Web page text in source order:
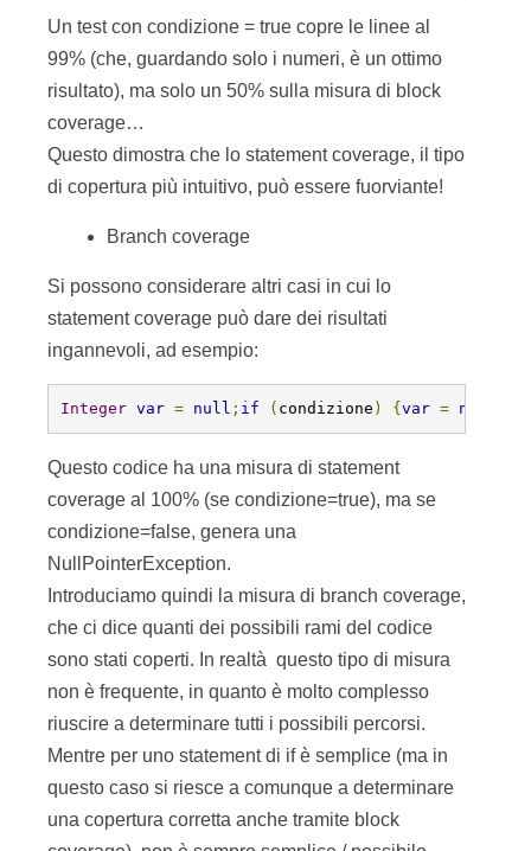
Integer var = null;if (condizione ) {var =
Questo codice ha una misura di statement
coverage al 100% (se condizione=true), ma se
Introduciamo quindi la misura di branch coverage,
che ci dice quanti dei possibili rami del codice
sono stati coperti. In realtà questo tipo di misura
non è frequente, in quanto è molto complesso
riuscire a determinare tutti i possibili percorsi.
questo caso si riesce a comunque a determinare
una copertura corretta anche tramite block
coverage), non è sempre semplice / possibile
determinare la copertura di cicli di cui non si
conosce a priori il numero di esecuzioni. Da
notare che nemmeno questo tipo di copertura
(che normalmente non viene effettuato se non in
casi semplici) protegge da alcune tipologie di
errore….
Condition Coverage
Prendiamo ad esempio il pezzo di codice: